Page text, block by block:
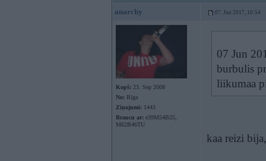
anarchy 07. Jun 2017, 10:54
Kopš: 23. Sep 2008
No: Rīga
Ziņojumi: 1443
Braucu ar: e39M54B25,
M62B46TU
07 Jun
burbulis
liikumaa
kaa reizi